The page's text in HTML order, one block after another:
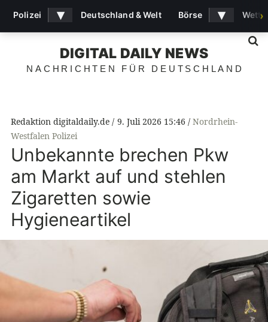
DIGITAL DAILY NEWS
NACHRICHTEN FÜR DEUTSCHLAND
Redaktion digitaldaily.de 9. Juli 2026 15:46
Nordrhein-
Westfalen Polizei
Unbekannte brechen Pkw
am Markt auf und stehlen
Zigaretten sowie
Hygieneartikel
Polizei ▾ Deutschland & Welt Börse ▾ ›